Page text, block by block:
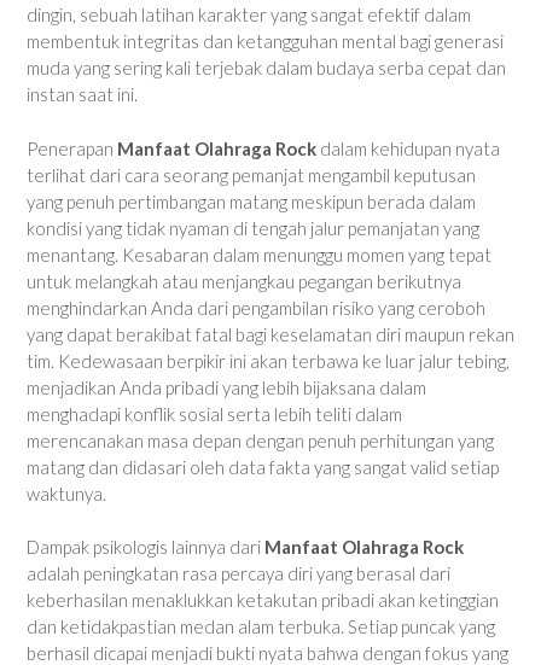
dingin, sebuah latihan karakter yang sangat efektif dalam
membentuk integritas dan ketangguhan mental bagi generasi
muda yang sering kali terjebak dalam budaya serba cepat dan
instan saat ini.
Penerapan Manfaat Olahraga Rock dalam kehidupan nyata
terlihat dari cara seorang pemanjat mengambil keputusan
yang penuh pertimbangan matang meskipun berada dalam
kondisi yang tidak nyaman di tengah jalur pemanjatan yang
menantang. Kesabaran dalam menunggu momen yang tepat
untuk melangkah atau menjangkau pegangan berikutnya
menghindarkan Anda dari pengambilan risiko yang ceroboh
yang dapat berakibat fatal bagi keselamatan diri maupun rekan
tim. Kedewasaan berpikir ini akan terbawa ke luar jalur tebing,
menjadikan Anda pribadi yang lebih bijaksana dalam
menghadapi konflik sosial serta lebih teliti dalam
merencanakan masa depan dengan penuh perhitungan yang
matang dan didasari oleh data fakta yang sangat valid setiap
waktunya.
Dampak psikologis lainnya dari Manfaat Olahraga Rock
adalah peningkatan rasa percaya diri yang berasal dari
keberhasilan menaklukkan ketakutan pribadi akan ketinggian
dan ketidakpastian medan alam terbuka. Setiap puncak yang
berhasil dicapai menjadi bukti nyata bahwa dengan fokus yang